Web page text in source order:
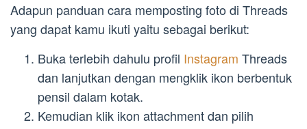
Adapun panduan cara memposting foto di Threads
yang dapat kamu ikuti yaitu sebagai berikut:
Buka terlebih dahulu profil Instagram Threads
dan lanjutkan dengan mengklik ikon berbentuk
pensil dalam kotak.
Kemudian klik ikon attachment dan pilih